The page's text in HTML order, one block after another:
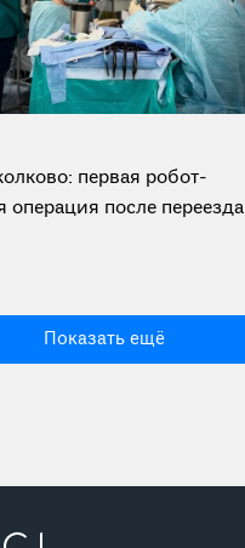
первая робот-
операция после переезда
Показать ещё